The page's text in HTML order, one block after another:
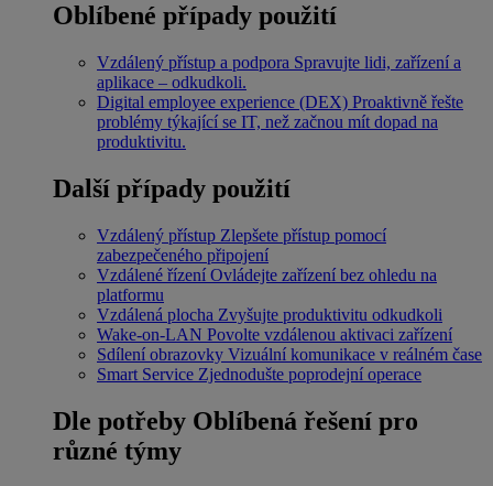
Oblíbené případy použití
Vzdálený přístup a podpora Spravujte lidi, zařízení a
aplikace – odkudkoli.
Digital employee experience (DEX) Proaktivně řešte
problémy týkající se IT, než začnou mít dopad na
produktivitu.
Další případy použití
Vzdálený přístup Zlepšete přístup pomocí
zabezpečeného připojení
Vzdálené řízení Ovládejte zařízení bez ohledu na
platformu
Vzdálená plocha Zvyšujte produktivitu odkudkoli
Wake-on-LAN Povolte vzdálenou aktivaci zařízení
Sdílení obrazovky Vizuální komunikace v reálném čase
Smart Service Zjednodušte poprodejní operace
Dle potřeby Oblíbená řešení pro
různé týmy